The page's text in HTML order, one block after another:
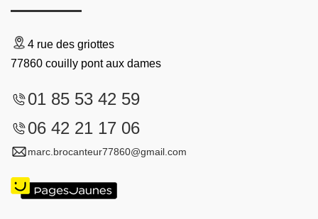
4 rue des griottes
77860 couilly pont aux dames
01 85 53 42 59
06 42 21 17 06
marc.brocanteur77860@gmail.com